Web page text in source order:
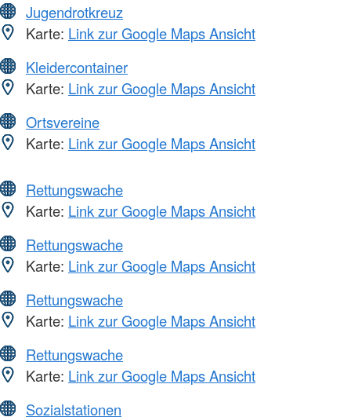
Jugendrotkreuz
Karte: Link zur Google Maps Ansicht
Kleidercontainer
Karte: Link zur Google Maps Ansicht
Ortsvereine
Karte: Link zur Google Maps Ansicht
Rettungswache
Karte: Link zur Google Maps Ansicht
Rettungswache
Karte: Link zur Google Maps Ansicht
Rettungswache
Karte: Link zur Google Maps Ansicht
Rettungswache
Karte: Link zur Google Maps Ansicht
Sozialstationen